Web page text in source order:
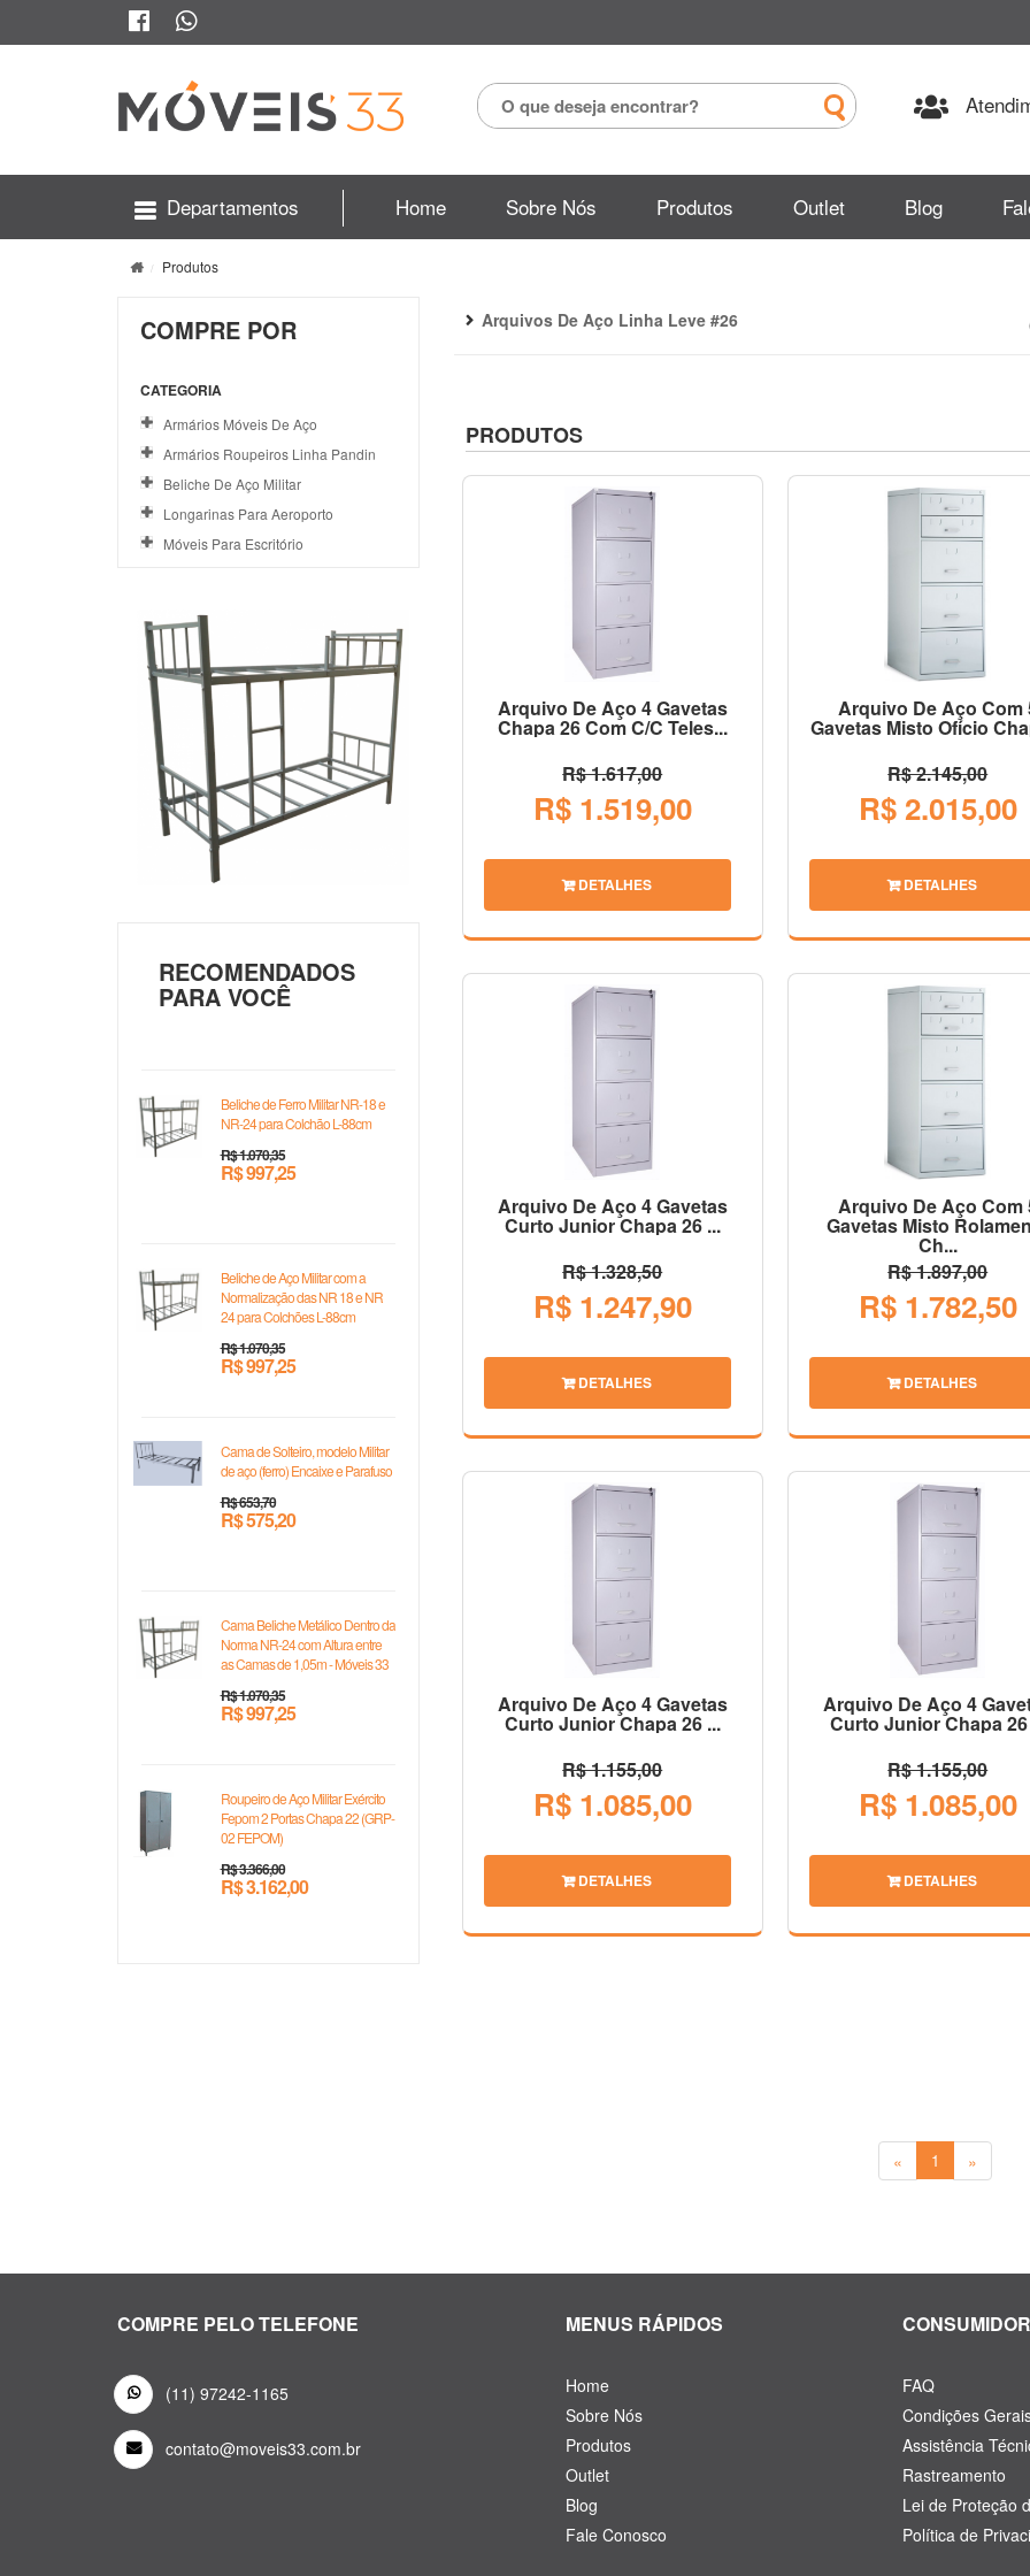
Departamentos Home Sobre Nós Produtos Outlet Blog
Produtos
COMPRE POR
CATEGORIA
Armários Móveis De Aço
Armários Roupeiros Linha Pandin
Beliche De Aço Militar
Longarinas Para Aeroporto
Móveis Para Escritório
RECOMENDADOS
PARA VOCÊ
Beliche de Ferro Militar NR-18 e
NR-24 para Colchão L-88cm
R$ 1.070,35
R$ 997,25
Beliche de Aço Militar com a
Normalização das NR 18 e NR
24 para Colchões L-88cm
R$ 1.070,35
R$ 997,25
Cama de Solteiro, modelo Militar
de aço (ferro) Encaixe e Parafuso
R$ 653,70
R$ 575,20
Cama Beliche Metálico Dentro da
Norma NR-24 com Altura entre
as Camas de 1,05m - Móveis 33
R$ 1.070,35
R$ 997,25
Roupeiro de Aço Militar Exército
Fepom 2 Portas Chapa 22 (GRP-
02 FEPOM)
R$ 3.366,00
R$ 3.162,00
Arquivos De Aço Linha Leve #26
PRODUTOS
Arquivo De Aço 4 Gavetas
Chapa 26 Com C/C Teles...
R$ 1.617,00
R$ 1.519,00
DETALHES
Arquivo De Aço Com
Gavetas Misto Ofício
R$ 2.145,00
R$ 2.015,00
DETALHES
Arquivo De Aço 4 Gavetas
Curto Junior Chapa 26 ...
R$ 1.328,50
R$ 1.247,90
DETALHES
Arquivo De Aço Com
Gavetas Misto
Ch...
R$ 1.897,00
R$ 1.782,50
DETALHES
Arquivo De Aço 4 Gavetas
Curto Junior Chapa 26 ...
R$ 1.155,00
R$ 1.085,00
DETALHES
Arquivo De Aço 4
Curto Junior Chapa 26
R$ 1.155,00
R$ 1.085,00
DETALHES
« 1 »
COMPRE PELO TELEFONE
(11) 97242-1165
contato@moveis33.com.br
MENUS RÁPIDOS
Home
Sobre Nós
Produtos
Outlet
Blog
Fale Conosco
CONSUMIDOR
FAQ
Condições
Assistência
Rastreamento
Lei de Proteção
Política de